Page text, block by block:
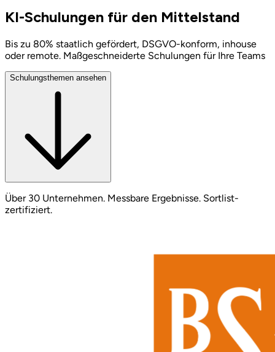
KI-Schulungen für den Mittelstand
Bis zu 80% staatlich gefördert, DSGVO-konform, inhouse
oder remote. Maßgeschneiderte Schulungen für Ihre Teams
Schulungsthemen ansehen
Über 30 Unternehmen. Messbare Ergebnisse. Sortlist-
zertifiziert.